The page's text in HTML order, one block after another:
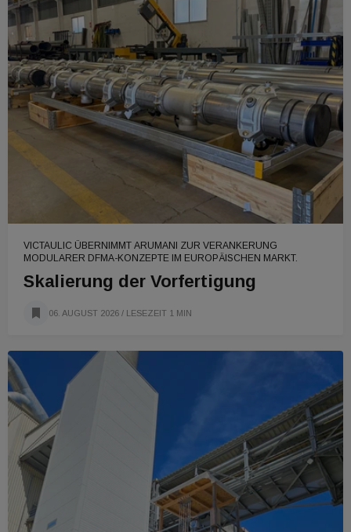
VICTAULIC ÜBERNIMMT ARUMANI ZUR VERANKERUNG
MODULARER DFMA-KONZEPTE IM EUROPÄISCHEN MARKT.
Skalierung der Vorfertigung
06. AUGUST 2026 / LESEZEIT 1 MIN